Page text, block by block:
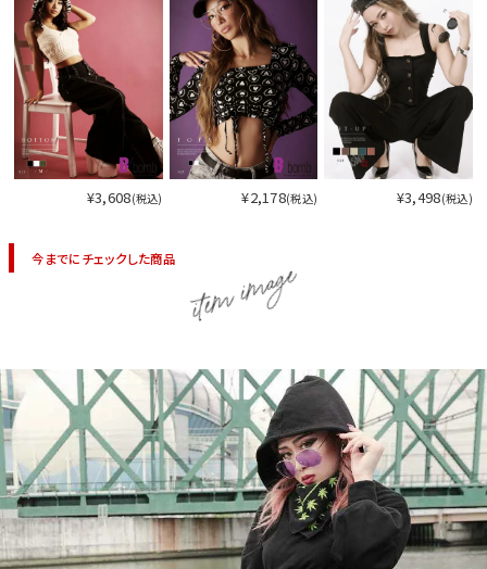
今活躍している多ジャンルダンサーさん×bombshellコラボ特集
今活
¥3,608(税込) ¥2,178(税込) ¥3,498(税込)
今までにチェックした商品 item image